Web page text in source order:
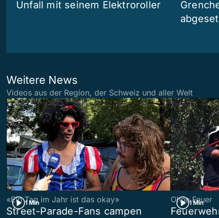
Unfall mit seinem Elektroroller
Weitere News
Videos aus der Region, der Schweiz und aller Welt
1 Min
«Ein Tag im Jahr ist das okay»
Street-Parade-Fans campen
1 Min
Ohne Feuer